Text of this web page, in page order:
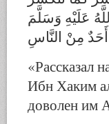
عَلَيْهِ وَسَلَّمَ
أَحَدٌ مِنْ النَّاسِ
«Рассказал
Ибн Хаким
доволен им